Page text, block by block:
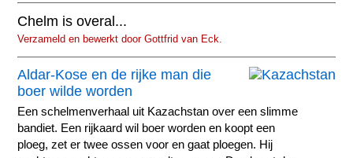
Chelm is overal...
Verzameld en bewerkt door Gottfrid van Eck.
Aldar-Kose en de rijke man die
boer wilde worden
Een schelmenverhaal uit Kazachstan over een slimme
bandiet. Een rijkaard wil boer worden en koopt een
ploeg, zet er twee ossen voor en gaat ploegen. Hij